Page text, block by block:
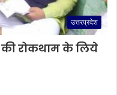
उत्तरप्रदेश
की रोकथाम के लिये